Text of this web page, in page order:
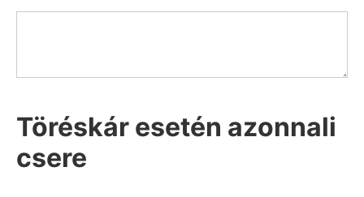
Töréskár esetén azonnali
csere